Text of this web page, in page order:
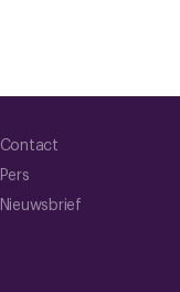
Contact
Pers
Nieuwsbrief